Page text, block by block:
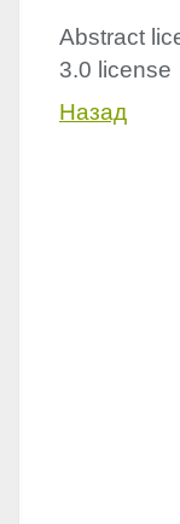
Abstract
3.0 license
Назад